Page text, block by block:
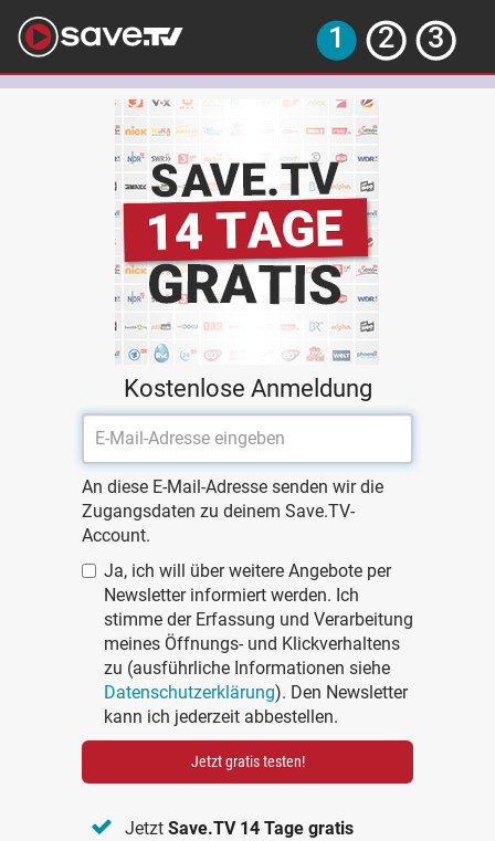
Kostenlose Anmeldung
An diese E-Mail-Adresse senden wir die
Zugangsdaten zu deinem Save.TV-
Account.
Ja, ich will über weitere Angebote per
Newsletter informiert werden. Ich
stimme der Erfassung und Verarbeitung
meines Öffnungs- und Klickverhaltens
zu (ausführliche Informationen siehe
Datenschutzerklärung). Den Newsletter
kann ich jederzeit abbestellen.
Jetzt gratis testen!
JetztSave.TV 14 Tage gratis